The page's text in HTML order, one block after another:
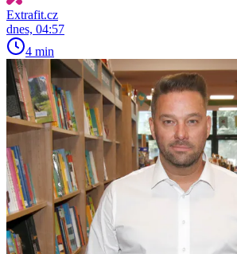
Extrafit.cz
dnes, 04:57
4 min